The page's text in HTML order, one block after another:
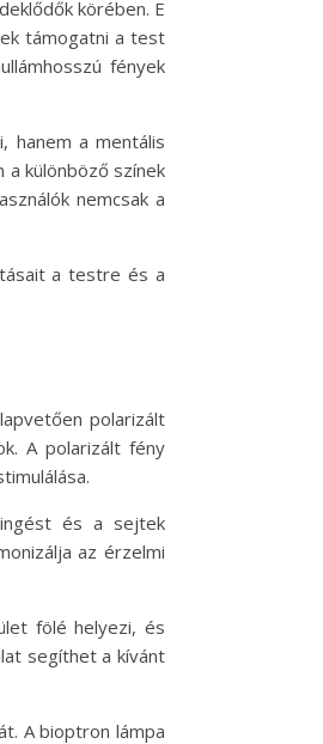
körében. E
támogatni a test
fények
hanem a mentális
a különböző színek
nemcsak a
a testre és a
polarizált
A polarizált fény
és a sejtek
az érzelmi
fölé helyezi, és
segíthet a kívánt
A bioptron lámpa